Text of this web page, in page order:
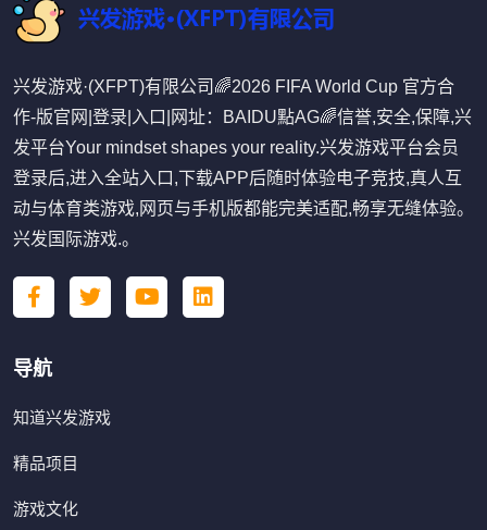
兴发游戏·(XFPT)有限公司🌈2026 FIFA World Cup 官方合
作-版官网|登录|入口|网址：BAIDU點AG🌈信誉,安全,保障,兴
发平台Your mindset shapes your reality.兴发游戏平台会员
登录后,进入全站入口,下载APP后随时体验电子竞技,真人互
动与体育类游戏,网页与手机版都能完美适配,畅享无缝体验。
兴发国际游戏.。
导航
知道兴发游戏
精品项目
游戏文化